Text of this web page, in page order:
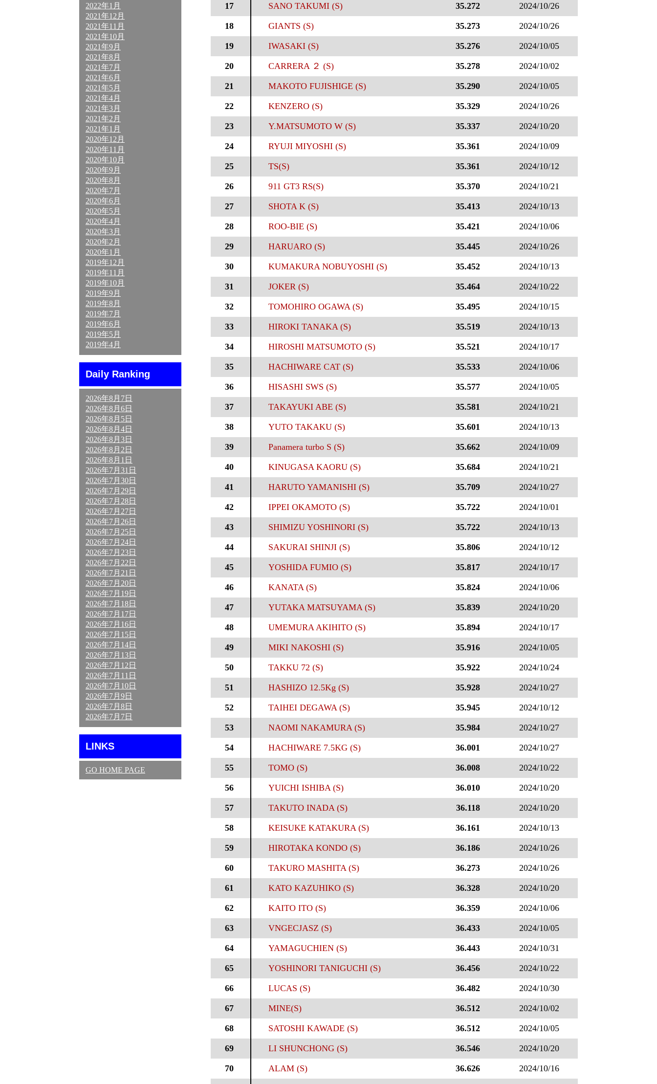
2022年1月
2021年12月
2021年11月
2021年10月
2021年9月
2021年8月
2021年7月
2021年6月
2021年5月
2021年4月
2021年3月
2021年2月
2021年1月
2020年12月
2020年11月
2020年10月
2020年9月
2020年8月
2020年7月
2020年6月
2020年5月
2020年4月
2020年3月
2020年2月
2020年1月
2019年12月
2019年11月
2019年10月
2019年9月
2019年8月
2019年7月
2019年6月
2019年5月
2019年4月
Daily Ranking
2026年8月7日
2026年8月6日
2026年8月5日
2026年8月4日
2026年8月3日
2026年8月2日
2026年8月1日
2026年7月31日
2026年7月30日
2026年7月29日
2026年7月28日
2026年7月27日
2026年7月26日
2026年7月25日
2026年7月24日
2026年7月23日
2026年7月22日
2026年7月21日
2026年7月20日
2026年7月19日
2026年7月18日
2026年7月17日
2026年7月16日
2026年7月15日
2026年7月14日
2026年7月13日
2026年7月12日
2026年7月11日
2026年7月10日
2026年7月9日
2026年7月8日
2026年7月7日
LINKS
GO HOME PAGE
17 SANO TAKUMI (S) 35.272 2024/10/26
18 GIANTS (S) 35.273 2024/10/26
19 IWASAKI (S) 35.276 2024/10/05
20 CARRERA ２ (S) 35.278 2024/10/02
21 MAKOTO FUJISHIGE (S) 35.290 2024/10/05
22 KENZERO (S) 35.329 2024/10/26
23 Y.MATSUMOTO W (S) 35.337 2024/10/20
24 RYUJI MIYOSHI (S) 35.361 2024/10/09
25 TS(S) 35.361 2024/10/12
26 911 GT3 RS(S) 35.370 2024/10/21
27 SHOTA K (S) 35.413 2024/10/13
28 ROO-BIE (S) 35.421 2024/10/06
29 HARUARO (S) 35.445 2024/10/26
30 KUMAKURA NOBUYOSHI (S) 35.452 2024/10/13
31 JOKER (S) 35.464 2024/10/22
32 TOMOHIRO OGAWA (S) 35.495 2024/10/15
33 HIROKI TANAKA (S) 35.519 2024/10/13
34 HIROSHI MATSUMOTO (S) 35.521 2024/10/17
35 HACHIWARE CAT (S) 35.533 2024/10/06
36 HISASHI SWS (S) 35.577 2024/10/05
37 TAKAYUKI ABE (S) 35.581 2024/10/21
38 YUTO TAKAKU (S) 35.601 2024/10/13
39 Panamera turbo S (S) 35.662 2024/10/09
40 KINUGASA KAORU (S) 35.684 2024/10/21
41 HARUTO YAMANISHI (S) 35.709 2024/10/27
42 IPPEI OKAMOTO (S) 35.722 2024/10/01
43 SHIMIZU YOSHINORI (S) 35.722 2024/10/13
44 SAKURAI SHINJI (S) 35.806 2024/10/12
45 YOSHIDA FUMIO (S) 35.817 2024/10/17
46 KANATA (S) 35.824 2024/10/06
47 YUTAKA MATSUYAMA (S) 35.839 2024/10/20
48 UMEMURA AKIHITO (S) 35.894 2024/10/17
49 MIKI NAKOSHI (S) 35.916 2024/10/05
50 TAKKU 72 (S) 35.922 2024/10/24
51 HASHIZO 12.5Kg (S) 35.928 2024/10/27
52 TAIHEI DEGAWA (S) 35.945 2024/10/12
53 NAOMI NAKAMURA (S) 35.984 2024/10/27
54 HACHIWARE 7.5KG (S) 36.001 2024/10/27
55 TOMO (S) 36.008 2024/10/22
56 YUICHI ISHIBA (S) 36.010 2024/10/20
57 TAKUTO INADA (S) 36.118 2024/10/20
58 KEISUKE KATAKURA (S) 36.161 2024/10/13
59 HIROTAKA KONDO (S) 36.186 2024/10/26
60 TAKURO MASHITA (S) 36.273 2024/10/26
61 KATO KAZUHIKO (S) 36.328 2024/10/20
62 KAITO ITO (S) 36.359 2024/10/06
63 VNGECJASZ (S) 36.433 2024/10/05
64 YAMAGUCHIEN (S) 36.443 2024/10/31
65 YOSHINORI TANIGUCHI (S) 36.456 2024/10/22
66 LUCAS (S) 36.482 2024/10/30
67 MINE(S) 36.512 2024/10/02
68 SATOSHI KAWADE (S) 36.512 2024/10/05
69 LI SHUNCHONG (S) 36.546 2024/10/20
70 ALAM (S) 36.626 2024/10/16